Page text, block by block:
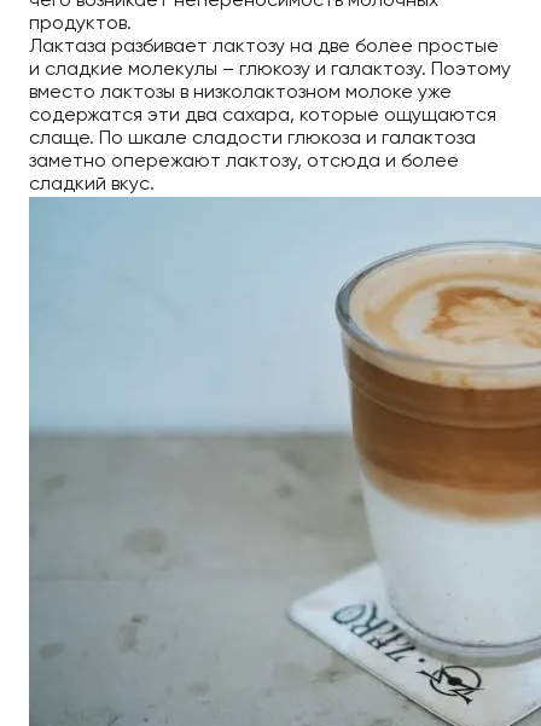
продуктов.
Лактаза разбивает лактозу на две более простые
и сладкие молекулы – глюкозу и галактозу. Поэтому
вместо лактозы в низколактозном молоке уже
содержатся эти два сахара, которые ощущаются
слаще. По шкале сладости глюкоза и галактоза
заметно опережают лактозу, отсюда и более
сладкий вкус.